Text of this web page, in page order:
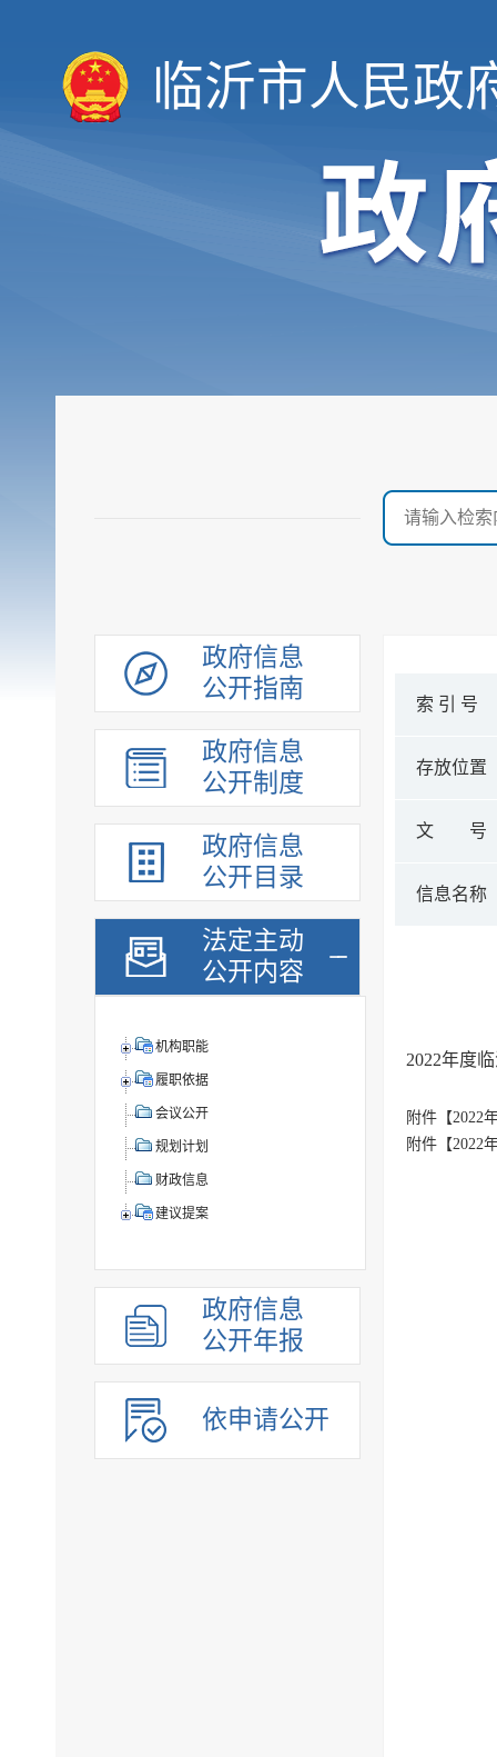
临沂市人民政
政府信息
公开指南
政府信息
公开制度
政府信息
公开目录
法定主动
公开内容
机构职能
履职依据
会议公开
规划计划
财政信息
建议提案
政府信息
公开年报
依申请公开
索 引 号
存放位置
文 号
信息名称
2022年度
附件【2022
附件【2022